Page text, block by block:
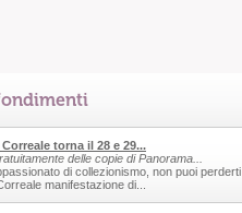
torna il 28 e 29...
delle copie di Panorama...
di collezionismo, non puoi perderti
manifestazione di...